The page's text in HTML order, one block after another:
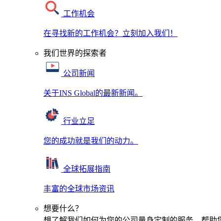
工作机会
在寻找新的工作机会？立刻加入我们！
我们世界的探索者
公司新闻
关于INS Global的最新新闻。
行业立足
您的成功就是我们的动力。
全球拓展指南
丰富的全球市场资讯
想要什么？